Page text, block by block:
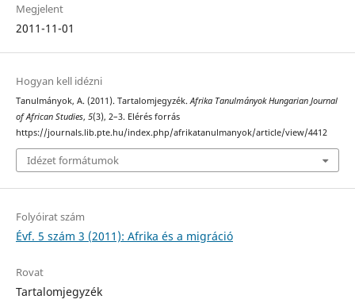
Megjelent
2011-11-01
Hogyan kell idézni
Tanulmányok, A. (2011). Tartalomjegyzék.Afrika Tanulmányok Hungarian Journal
of African Studies, 5(3), 2–3. Elérés forrás
https://journals.lib.pte.hu/index.php/afrikatanulmanyok/article/view/4412
Idézet formátumok
Folyóirat szám
Évf. 5 szám 3 (2011): Afrika és a migráció
Rovat
Tartalomjegyzék